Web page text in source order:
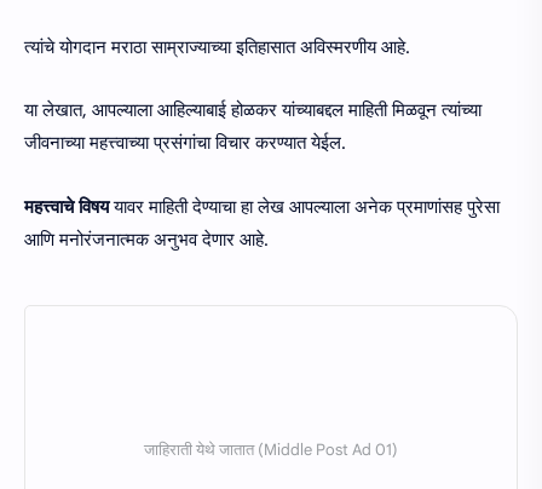
त्यांचे योगदान मराठा साम्राज्याच्या इतिहासात अविस्मरणीय आहे.
या लेखात, आपल्याला आहिल्याबाई होळकर यांच्याबद्दल माहिती मिळवून त्यांच्या
जीवनाच्या महत्त्वाच्या प्रसंगांचा विचार करण्यात येईल.
महत्त्वाचे विषययावर माहिती देण्याचा हा लेख आपल्याला अनेक प्रमाणांसह पुरेसा
आणि मनोरंजनात्मक अनुभव देणार आहे.